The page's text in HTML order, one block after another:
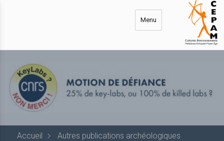
Menu
Accueil
Autres publications archéologiques